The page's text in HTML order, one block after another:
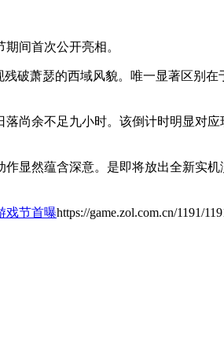
间首次公开亮相。
破萧瑟的西域风貌。唯一显著区别
尚余不足九小时。该倒计时明显对
显然蕴含深意。是即将放出全新实
戏节首曝https://game.zol.com.cn/1191/